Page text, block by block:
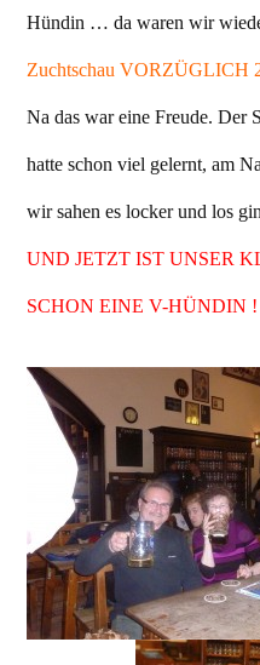
Hündin … da waren wir
Zuchtschau VORZÜGLICH
Na das war eine Freude. Der
hatte schon viel gelernt, am
wir sahen es locker und los
UND JETZT IST UNSER
SCHON EINE V-HÜNDIN !